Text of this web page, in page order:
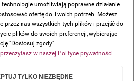
technologie umożliwiają poprawne działanie
ofertę do Twoich potrzeb. Możesz
przez nas wszystkich tych plików i przejść do
plików do swoich preferencji, wybierając
"Dostosuj zgody".
w naszej Polityce prywatności.
TYLKO NIEZBĘDNE